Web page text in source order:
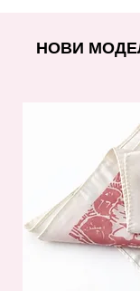
НОВИ